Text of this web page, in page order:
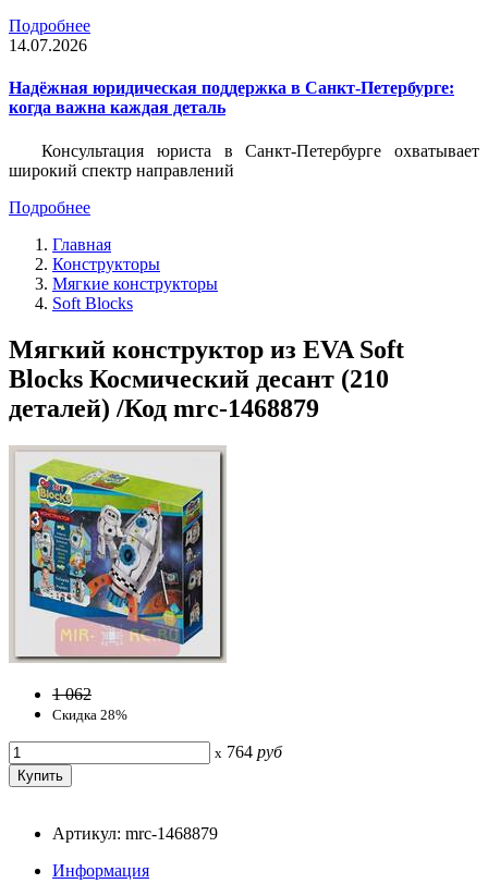
Подробнее
14.07.2026
Надёжная юридическая поддержка в Санкт-Петербурге:
когда важна каждая деталь
Консультация юриста в Санкт-Петербурге охватывает
широкий спектр направлений
Подробнее
Главная
Конструкторы
Мягкие конструкторы
Soft Blocks
Мягкий конструктор из EVA Soft
Blocks Космический десант (210
деталей) /Код mrc-1468879
1 062
Скидка 28%
x 764 руб
Артикул: mrc-1468879
Информация